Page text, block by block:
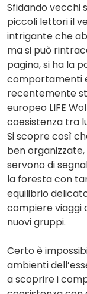
Sfidando vecchi
piccoli lettori il
intrigante che
ma si può
pagina, si ha la
comportamenti
recentemente
europeo LIFE
coesistenza tra
Si scopre così
ben
servono di
la foresta con
equilibrio
compiere viaggi
nuovi gruppi.
Certo è
ambienti
a scoprire i